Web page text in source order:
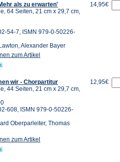
als zu erwarten'
64 Seiten, 21 cm x 29,7 cm,
54-7, ISMN 979-0-50226-
Alexander Bayer
zum Artikel
14,95€
wir - Chorpartitur
44 Seiten, 21 cm x 29,7 cm,
608, ISMN 979-0-50226-
Oberparleiter, Thomas
zum Artikel
12,95€